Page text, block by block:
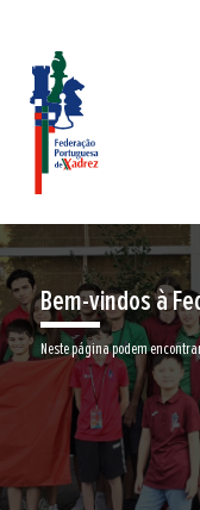
Bem-vindos à
Neste página podem